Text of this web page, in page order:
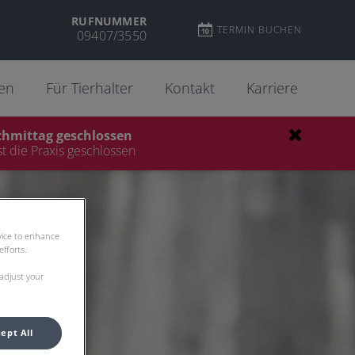
RUFNUMMER
09407/3550 TERMIN BUCHEN
Für Tierhalter Kontakt Karriere
geschlossen
die Praxis geschlossen
to enhance
your
All